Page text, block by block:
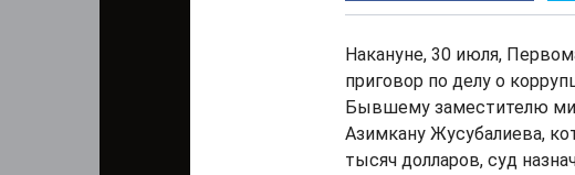
Накануне, 30 июля,
приговор по делу о
Бывшему заместителю
Азимкану Жусубалиева,
тысяч долларов, суд